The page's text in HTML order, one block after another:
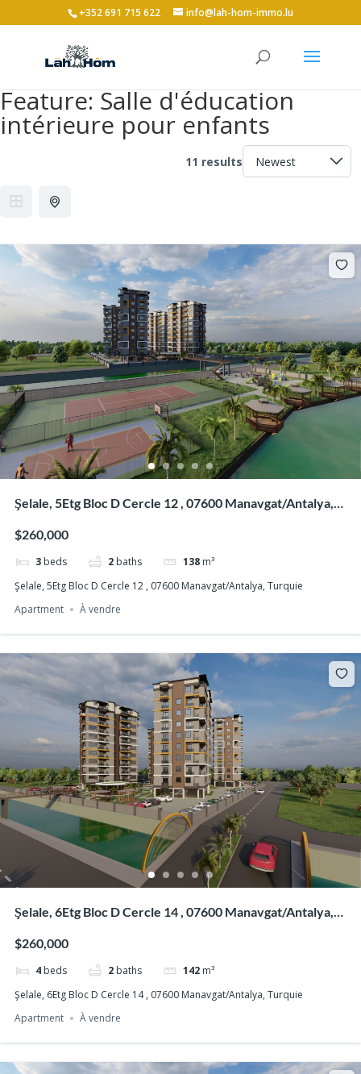
+352 691 715 622 info@lah-hom-immo.lu
Feature:Salle d'éducation
intérieure pour enfants
11 results
Şelale, 5Etg Bloc D Cercle 12 , 07600 Manavgat/Antalya,
$260,000
3 beds 2 baths 138 m³
Şelale, 5Etg Bloc D Cercle 12 , 07600 Manavgat/Antalya, Turquie
Apartment
À vendre
Şelale, 6Etg Bloc D Cercle 14 , 07600 Manavgat/Antalya,
$260,000
4 beds 2 baths 142 m³
Şelale, 6Etg Bloc D Cercle 14 , 07600 Manavgat/Antalya, Turquie
Apartment
À vendre